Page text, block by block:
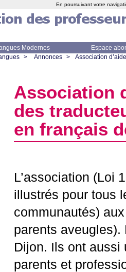
Modernes
Espace
> Annonces >
Association
Association
des
en français
L’association (Loi
illustrés pour tous
communautés)
parents aveugles).
Dijon. Ils ont aussi
parents et
En poursuivant votre